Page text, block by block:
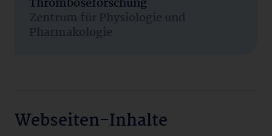
Thromboseforschung
Zentrum für Physiologie und
Pharmakologie
Webseiten-Inhalte